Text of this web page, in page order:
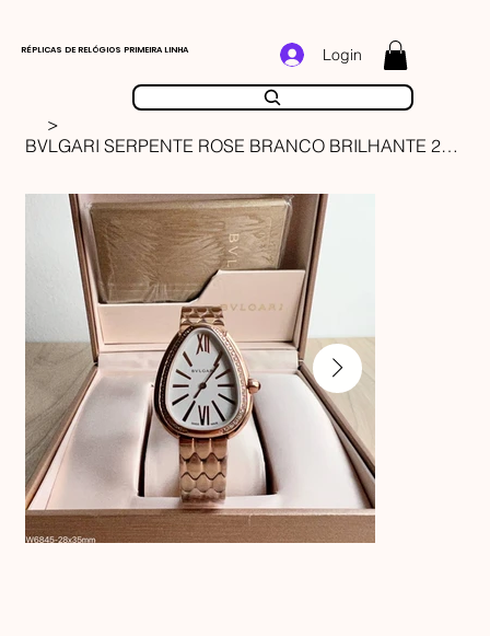
RÉPLICAS DE RELÓGIOS PRIMEIRA LINHA Login
>
BVLGARI SERPENTE ROSE BRANCO BRILHANTE 23MM X 35MM FEMININO